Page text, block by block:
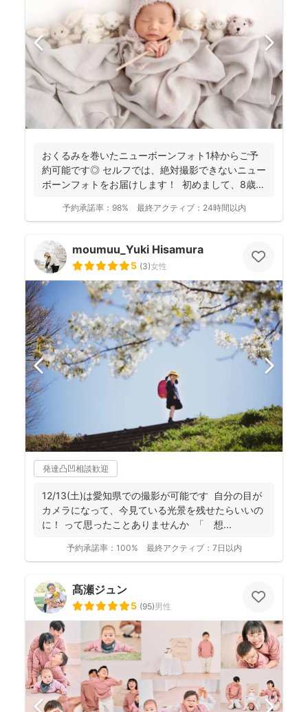
おくるみを巻いたニューボーンフォト1枠からご予
約可能です◎ セルフでは、絶対撮影できないニュー
ボーンフォトをお届けします！ 初めまして、8歳女
予約承諾率： 98% 最終アクティブ： 24時間以内
moumuu_Yuki Hisamura
5 (3)女性
発達凸凹相談歓迎
12/13(土)は愛知県での撮影が可能です 自分の目が
カメラになって、今見ている光景を残せたらいいの
に！ って思ったことありませんか 「 想...
予約承諾率： 100% 最終アクティブ： 7日以内
髙瀬ジュン
5 (95)男性